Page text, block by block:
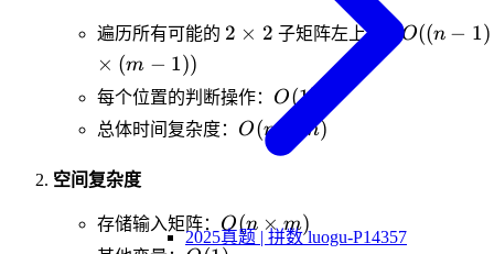
2025真题 | 拼数 luogu-P14357
遍历所有可能的 2
2 × 2 子矩阵左上角： O((n-
O((n − 1)
× (m − 1))
每个位置的判断操作： O(1)
O(1)
总体时间复杂度： O(n
\times
O(n m)
空间复杂度
存储输入矩阵： O(n
\times
O(n × m)